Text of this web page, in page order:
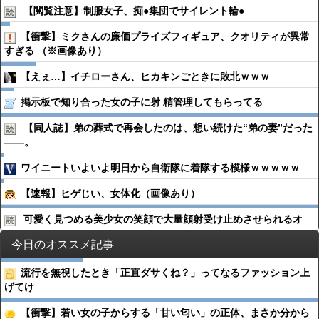
【閲覧注意】制服女子、痴●︎集団でサイレント輪●︎
【衝撃】ミクさんの廉価プライズフィギュア、クオリティが異常
すぎる （※画像あり）
【えぇ…】イチローさん、ヒカキンごときに敗北ｗｗｗ
掲示板で知り合った女の子に射 精管理してもらってる
【同人誌】弟の葬式で再会したのは、想い続けた“弟の妻”だった
――。
ワイニートいよいよ明日から自衛隊に着隊する模様ｗｗｗｗｗ
【速報】ヒゲじい、女体化（画像あり）
可愛く見つめる美少女の笑顔で大量顔射受け止めさせられるオ
今日のオススメ記事
流行を無視したとき「正直ダサくね？」ってなるファッション上
げてけ
【衝撃】若い女の子からする「甘い匂い」の正体、まさか分から